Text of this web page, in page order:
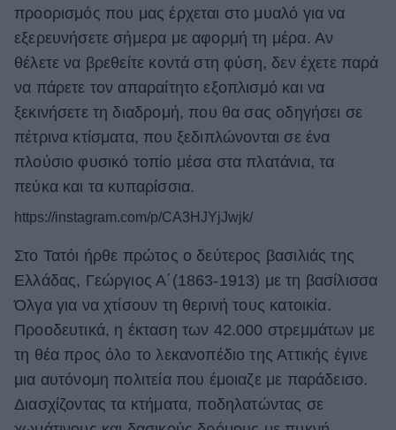
προορισμός που μας έρχεται στο μυαλό για να
εξερευνήσετε σήμερα με αφορμή τη μέρα. Αν
θέλετε να βρεθείτε κοντά στη φύση, δεν έχετε παρά
να πάρετε τον απαραίτητο εξοπλισμό και να
ξεκινήσετε τη διαδρομή, που θα σας οδηγήσει σε
πέτρινα κτίσματα, που ξεδιπλώνονται σε ένα
πλούσιο φυσικό τοπίο μέσα στα πλατάνια, τα
πεύκα και τα κυπαρίσσια.
https://instagram.com/p/CA3HJYjJwjk/
Στο Τατόι ήρθε πρώτος ο δεύτερος βασιλιάς της
Ελλάδας, Γεώργιος Α΄(1863-1913) με τη βασίλισσα
Όλγα για να χτίσουν τη θερινή τους κατοικία.
Προοδευτικά, η έκταση των 42.000 στρεμμάτων με
τη θέα προς όλο το λεκανοπέδιο της Αττικής έγινε
μια αυτόνομη πολιτεία που έμοιαζε με παράδεισο.
Διασχίζοντας τα κτήματα, ποδηλατώντας σε